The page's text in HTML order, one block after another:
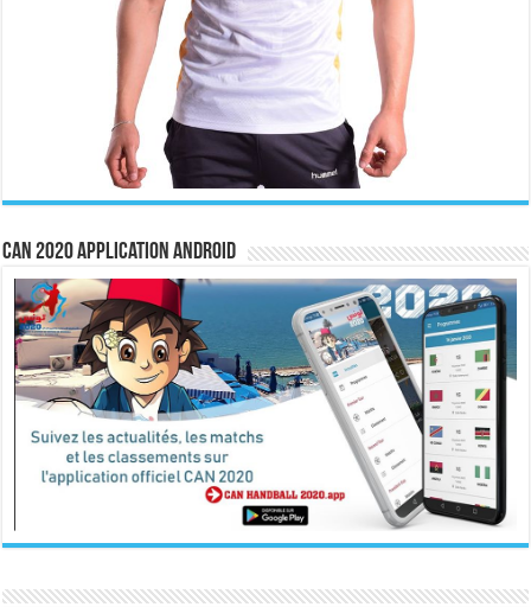
CAN 2020 Application Android